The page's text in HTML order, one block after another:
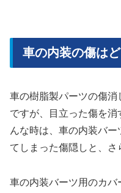
車の内装の傷は
車の樹脂製パーツの傷
ですが、目立った傷を
んな時は、車の内装バ
てしまった傷隠しと、さ
車の内装バーツ用のカ